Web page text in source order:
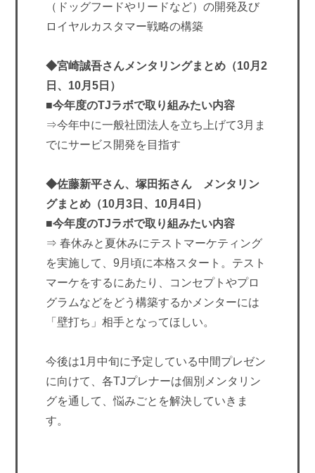
（ドッグフードやリードなど）の開発及び
ロイヤルカスタマー戦略の構築
◆宮崎誠吾さんメンタリングまとめ（10月2
日、10月5日）
■今年度のTJラボで取り組みたい内容
⇒今年中に一般社団法人を立ち上げて3月ま
でにサービス開発を目指す
◆佐藤新平さん、塚田拓さん メンタリン
グまとめ（10月3日、10月4日）
■今年度のTJラボで取り組みたい内容
⇒ 春休みと夏休みにテストマーケティング
を実施して、9月頃に本格スタート。テスト
マーケをするにあたり、コンセプトやプロ
グラムなどをどう構築するかメンターには
「壁打ち」相手となってほしい。
今後は1月中旬に予定している中間プレゼン
に向けて、各TJプレナーは個別メンタリン
グを通して、悩みごとを解決していきま
す。